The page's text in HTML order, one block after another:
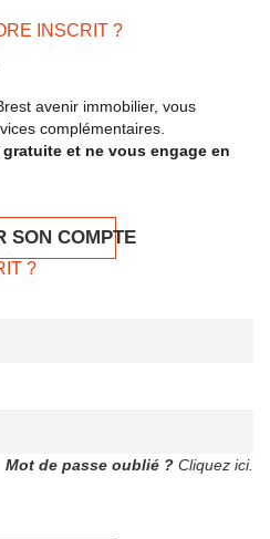
INSCRIT ?
avenir immobilier, vous
complémentaires.
et ne vous engage en
SON COMPTE
?
Mot de passe oublié ? Cliquez ici.